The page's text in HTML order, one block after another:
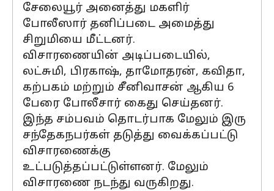
சேலையூர் அனைத்து மகளிர்
போலீஸார் தனிப்படை அமைத்து
சிறுமியை மீட்டனர்.
விசாரணையின் அடிப்படையில்,
லட்சுமி, பிரகாஷ், தாமோதரன், கவிதா,
கற்பகம் மற்றும் சீனிவாசன் ஆகிய 6
பேரை போலீசார் கைது செய்தனர்.
இந்த சம்பவம் தொடர்பாக மேலும் இரு
சந்தேகநபர்கள் தடுத்து வைக்கப்பட்டு
விசாரணைக்கு
உட்படுத்தப்பட்டுள்ளனர். மேலும்
விசாரணை நடந்து வருகிறது.